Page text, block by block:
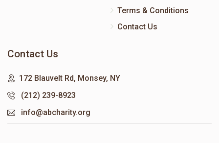
Terms & Conditions
Contact Us
Contact Us
172 Blauvelt Rd, Monsey, NY
(212) 239-8923
info@abcharity.org